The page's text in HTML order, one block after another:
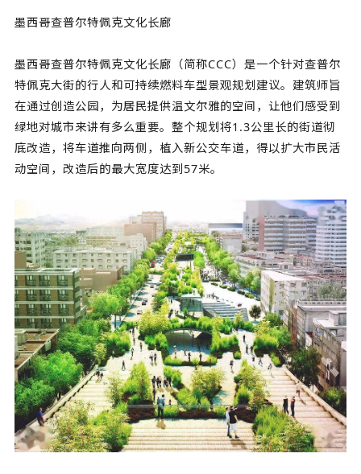
墨西哥查普尔特佩克文化长廊
墨西哥查普尔特佩克文化长廊（简称CCC）是一个针对查普尔
特佩克大街的行人和可持续燃料车型景观规划建议。建筑师旨
在通过创造公园，为居民提供温文尔雅的空间，让他们感受到
绿地对城市来讲有多么重要。整个规划将1.3公里长的街道彻
底改造，将车道推向两侧，植入新公交车道，得以扩大市民活
动空间，改造后的最大宽度达到57米。